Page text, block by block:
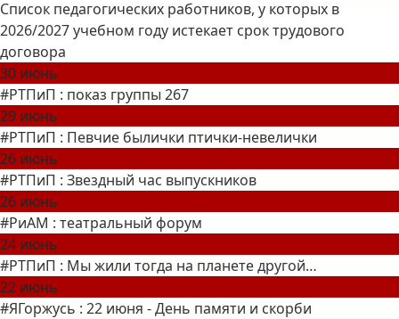
Список педагогических работников, у которых в
2026/2027 учебном году истекает срок трудового
договора
30 июнь
#РТПиП : показ группы 267
29 июнь
#РТПиП : Певчие былички птички-невелички
26 июнь
#РТПиП : Звездный час выпускников
26 июнь
#РиАМ : театральный форум
24 июнь
#РТПиП : Мы жили тогда на планете другой…
22 июнь
#ЯГоржусь : 22 июня - День памяти и скорби